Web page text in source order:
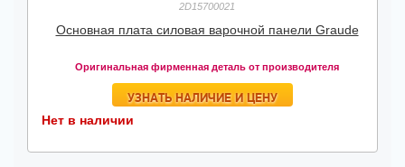
2D15700021
Основная плата силовая варочной панели Graude
Оригинальная фирменная деталь от производителя
УЗНАТЬ НАЛИЧИЕ И ЦЕНУ
Нет в наличии